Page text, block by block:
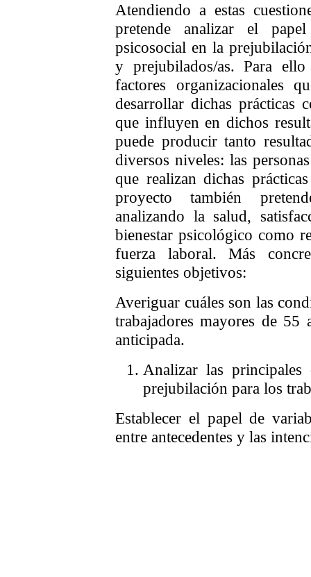
Atendiendo a estas
pretende analizar el
psicosocial en la
y prejubilados/as. Para
factores organizacionales
desarrollar dichas prácticas
que influyen en dichos
puede producir tanto
diversos niveles: las
que realizan dichas
proyecto también
analizando la salud,
bienestar psicológico como
fuerza laboral. Más
siguientes objetivos:
Averiguar cuáles son las
trabajadores mayores de 55
anticipada.
Analizar las principales
prejubilación para los
Establecer el papel de
entre antecedentes y las